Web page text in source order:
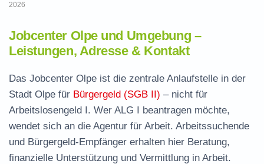
2026
Jobcenter Olpe und Umgebung –
Leistungen, Adresse & Kontakt
Das Jobcenter Olpe ist die zentrale Anlaufstelle in der
Stadt Olpe für Bürgergeld (SGB II) – nicht für
Arbeitslosengeld I. Wer ALG I beantragen möchte,
wendet sich an die Agentur für Arbeit. Arbeitssuchende
und Bürgergeld-Empfänger erhalten hier Beratung,
finanzielle Unterstützung und Vermittlung in Arbeit.